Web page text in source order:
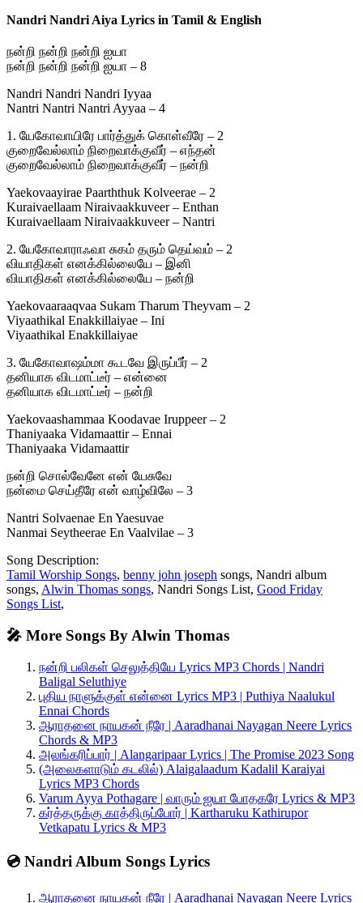
Nandri Nandri Aiya Lyrics in Tamil & English
நன்றி நன்றி நன்றி ஐயா
நன்றி நன்றி நன்றி ஐயா – 8
Nandri Nandri Nandri Iyyaa
Nantri Nantri Nantri Ayyaa – 4
1. யேகோவாயிரே பார்த்துக் கொள்வீரே – 2
குறைவேல்லாம் நிறைவாக்குவீர் – எந்தன்
குறைவேல்லாம் நிறைவாக்குவீர் – நன்றி
Yaekovaayirae Paarththuk Kolveerae – 2
Kuraivaellaam Niraivaakkuveer – Enthan
Kuraivaellaam Niraivaakkuveer – Nantri
2. யேகோவாராஃவா சுகம் தரும் தெய்வம் – 2
வியாதிகள் எனக்கில்லையே – இனி
வியாதிகள் எனக்கில்லையே – நன்றி
Yaekovaaraaqvaa Sukam Tharum Theyvam – 2
Viyaathikal Enakkillaiyae – Ini
Viyaathikal Enakkillaiyae
3. யேகோவாஷம்மா கூடவே இருப்பீர் – 2
தனியாக விடமாட்டீர் – என்னை
தனியாக விடமாட்டீர் – நன்றி
Yaekovaashammaa Koodavae Iruppeer – 2
Thaniyaaka Vidamaattir – Ennai
Thaniyaaka Vidamaattir
நன்றி சொல்வேனே என் யேசுவே
நன்மை செய்தீரே என் வாழ்விலே – 3
Nantri Solvaenae En Yaesuvae
Nanmai Seytheerae En Vaalvilae – 3
Song Description:
Tamil Worship Songs, benny john joseph songs, Nandri album
songs, Alwin Thomas songs, Nandri Songs List, Good Friday
Songs List,
🎤 More Songs By Alwin Thomas
நன்றி பலிகள் செலுத்தியே Lyrics MP3 Chords | Nandri
Baligal Seluthiye
புதிய நாளுக்குள் என்னை Lyrics MP3 | Puthiya Naalukul
Ennai Chords
ஆராதனை நாயகன் நீரே | Aaradhanai Nayagan Neere Lyrics
Chords & MP3
அலங்கரிப்பார் | Alangaripaar Lyrics | The Promise 2023 Song
(அலைகளாடும் கடலில்) Alaigalaadum Kadalil Karaiyai
Lyrics MP3 Chords
Varum Ayya Pothagare | வாரும் ஐயா போதகரே Lyrics & MP3
கர்த்தருக்கு காத்திருப்போர் | Kartharuku Kathirupor
Vetkapatu Lyrics & MP3
💿 Nandri Album Songs Lyrics
ஆராதனை நாயகன் நீரே | Aaradhanai Nayagan Neere Lyrics